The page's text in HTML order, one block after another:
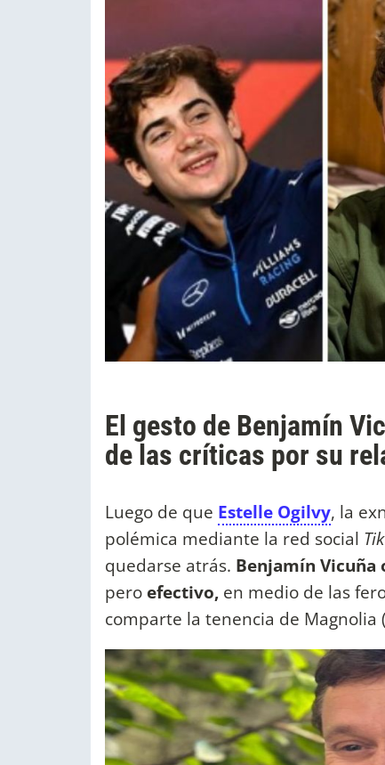
El gesto de Benjamín
de las críticas por su
Luego de que Estelle Ogilvy, la
polémica mediante la red social
quedarse atrás. Benjamín
pero efectivo, en medio de las
comparte la tenencia de Magnolia